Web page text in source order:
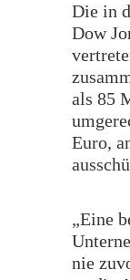
Die in
Dow
als 85
Euro,
„Eine
nie